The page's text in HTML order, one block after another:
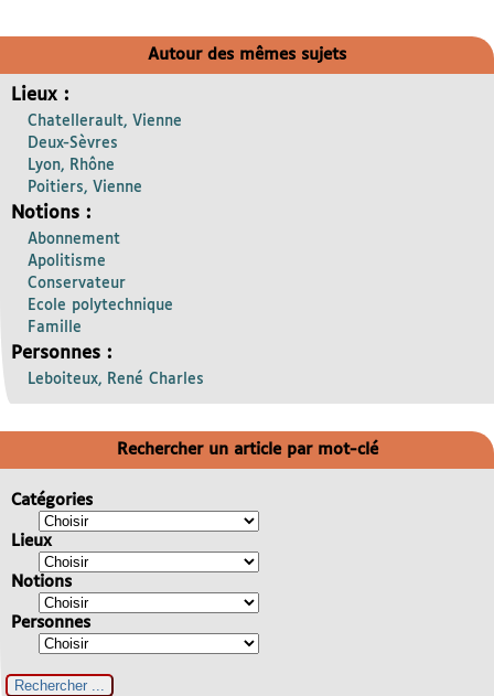
Autour des mêmes sujets
Lieux :
Chatellerault, Vienne
Deux-Sèvres
Lyon, Rhône
Poitiers, Vienne
Notions :
Abonnement
Apolitisme
Conservateur
Ecole polytechnique
Famille
Personnes :
Leboiteux, René Charles
Rechercher un article par mot-clé
Catégories
Lieux
Notions
Personnes